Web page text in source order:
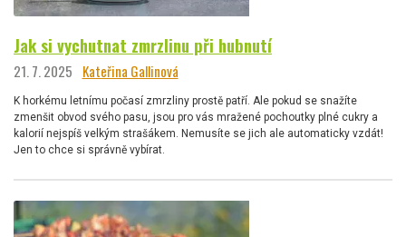
Jak si vychutnat zmrzlinu při hubnutí
21. 7. 2025 Kateřina Gallinová
K horkému letnímu počasí zmrzliny prostě patří. Ale pokud se snažíte
zmenšit obvod svého pasu, jsou pro vás mražené pochoutky plné cukry a
kalorií nejspíš velkým strašákem. Nemusíte se jich ale automaticky vzdát!
Jen to chce si správně vybírat.